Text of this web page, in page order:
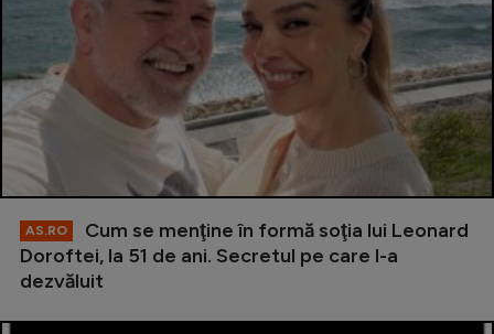
AS.RO
Cum se menţine în formă soţia lui Leonard
Doroftei, la 51 de ani. Secretul pe care l-a
dezvăluit